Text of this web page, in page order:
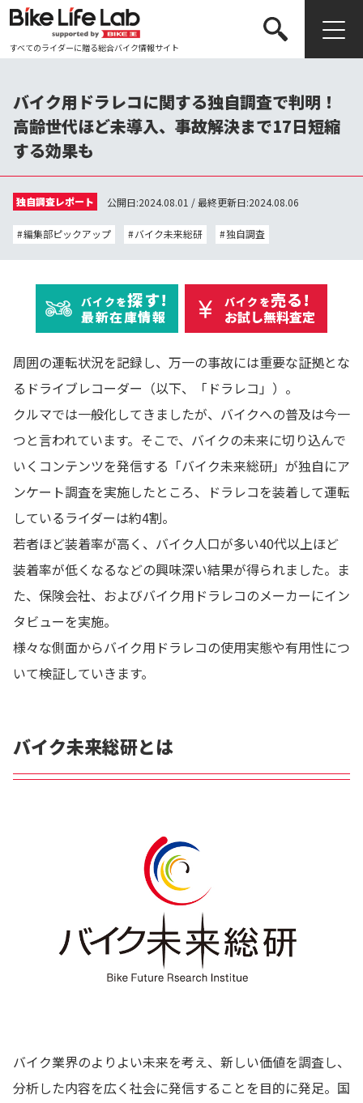
すべてのライダーに贈る総合バイク情報サイト
バイク用ドラレコに関する独自調査で判明！
高齢世代ほど未導入、事故解決まで17日短縮
する効果も
独自調査レポート 公開日:2024.08.01 / 最終更新日:2024.08.06
編集部ピックアップ バイク未来総研 独自調査
バイクを探す!
最新在庫情報
バイクを売る!
お試し無料査定
周囲の運転状況を記録し、万一の事故には重要な証拠とな
るドライブレコーダー（以下、「ドラレコ」）。
クルマでは一般化してきましたが、バイクへの普及は今一
つと言われています。そこで、バイクの未来に切り込んで
いくコンテンツを発信する「バイク未来総研」が独自にア
ンケート調査を実施したところ、ドラレコを装着して運転
しているライダーは約4割。
若者ほど装着率が高く、バイク人口が多い40代以上ほど
装着率が低くなるなどの興味深い結果が得られました。ま
た、保険会社、およびバイク用ドラレコのメーカーにイン
タビューを実施。
様々な側面からバイク用ドラレコの使用実態や有用性につ
いて検証していきます。
バイク未来総研とは
バイク業界のよりよい未来を考え、新しい価値を調査し、
分析した内容を広く社会に発信することを目的に発足。国